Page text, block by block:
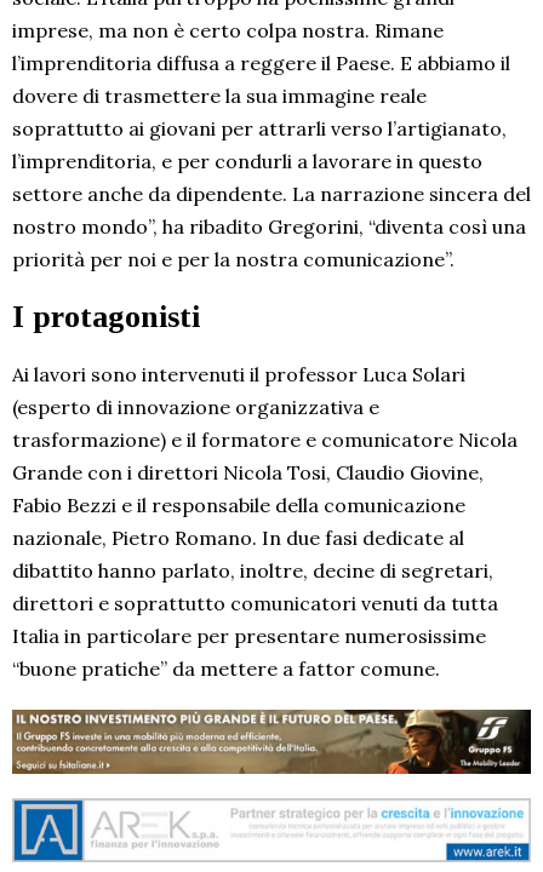
imprese, ma non è certo colpa nostra. Rimane
l’imprenditoria diffusa a reggere il Paese. E abbiamo il
dovere di trasmettere la sua immagine reale
soprattutto ai giovani per attrarli verso l’artigianato,
l’imprenditoria, e per condurli a lavorare in questo
settore anche da dipendente. La narrazione sincera del
nostro mondo”, ha ribadito Gregorini, “diventa così una
priorità per noi e per la nostra comunicazione”.
I protagonisti
Ai lavori sono intervenuti il professor Luca Solari
(esperto di innovazione organizzativa e
trasformazione) e il formatore e comunicatore Nicola
Grande con i direttori Nicola Tosi, Claudio Giovine,
Fabio Bezzi e il responsabile della comunicazione
nazionale, Pietro Romano. In due fasi dedicate al
dibattito hanno parlato, inoltre, decine di segretari,
direttori e soprattutto comunicatori venuti da tutta
Italia in particolare per presentare numerosissime
“buone pratiche” da mettere a fattor comune.